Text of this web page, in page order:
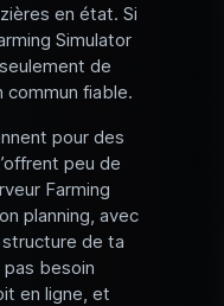
en état. Si
Simulator
de
commun fiable.
pour des
peu de
Farming
planning, avec
de ta
pas besoin
en ligne, et